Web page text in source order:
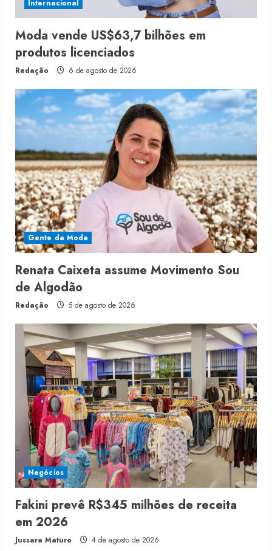
Internacional
Moda vende US$63,7 bilhões em
produtos licenciados
Redação 6 de agosto de 2026
Gente da Moda
Renata Caixeta assume Movimento Sou
de Algodão
Redação 5 de agosto de 2026
Negócios
Fakini prevê R$345 milhões de receita
em 2026
Jussara Maturo 4 de agosto de 2026